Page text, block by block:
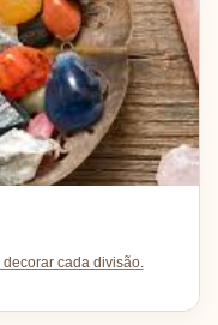
cada divisão.